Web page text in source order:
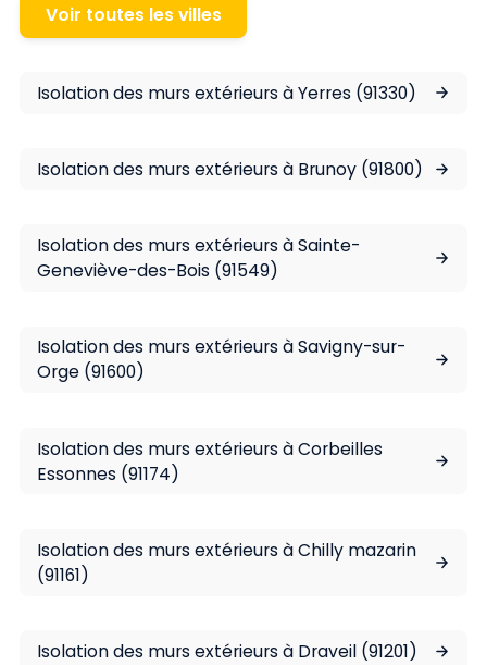
Voir toutes les villes
Isolation des murs extérieurs à Yerres (91330)
Isolation des murs extérieurs à Brunoy (91800)
Isolation des murs extérieurs à Sainte-
Geneviève-des-Bois (91549)
Isolation des murs extérieurs à Savigny-sur-
Orge (91600)
Isolation des murs extérieurs à Corbeilles
Essonnes (91174)
Isolation des murs extérieurs à Chilly mazarin
(91161)
Isolation des murs extérieurs à Draveil (91201)